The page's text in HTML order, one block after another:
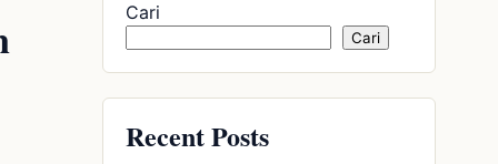
Cari
Cari
Recent Posts